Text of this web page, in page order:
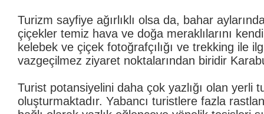
Turizm sayfiye ağırlıklı olsa da, bahar
çiçekler temiz hava ve doğa meraklılarını
kelebek ve çiçek fotoğrafçılığı ve trekking ile
vazgeçilmez ziyaret noktalarından biridir
Turist potansiyelini daha çok yazlığı olan yerli
oluşturmaktadır. Yabancı turistlere fazla